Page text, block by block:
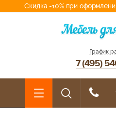
Скидка -10% при
График
7 (495)